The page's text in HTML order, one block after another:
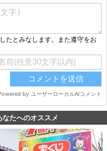
たへのオススメ